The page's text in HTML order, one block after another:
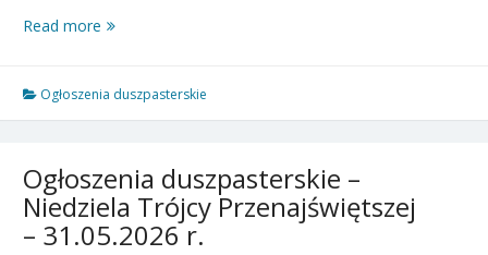
Read more Ogłoszenia
X
Niedziela
07.06.2026
r.
Ogłoszenia duszpasterskie
Ogłoszenia duszpasterskie –
Niedziela Trójcy Przenajświętszej
– 31.05.2026 r.